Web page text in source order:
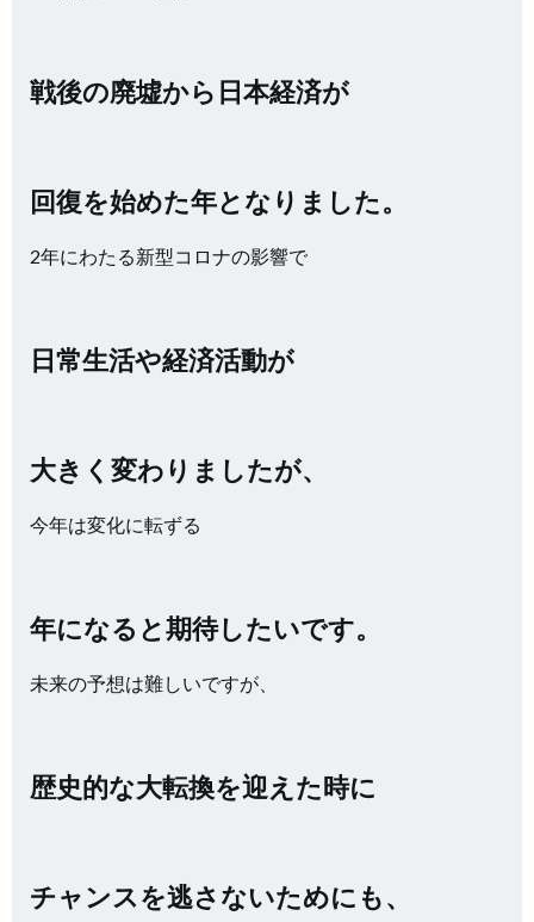
戦後の廃墟から日本経済が
回復を始めた年となりました。
2年にわたる新型コロナの影響で
日常生活や経済活動が
大きく変わりましたが、
今年は変化に転ずる
年になると期待したいです。
未来の予想は難しいですが、
歴史的な大転換を迎えた時に
チャンスを逃さないためにも、